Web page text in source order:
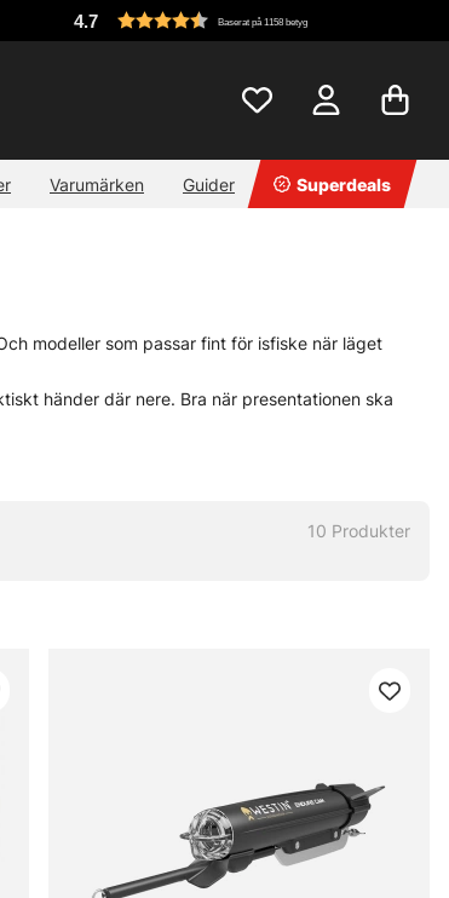
4.7 Baserat på 1158 betyg
Varumärken Guider Superdeals
modeller som passar fint för isfiske när läget
händer där nere. Bra när presentationen ska
10 Produkter